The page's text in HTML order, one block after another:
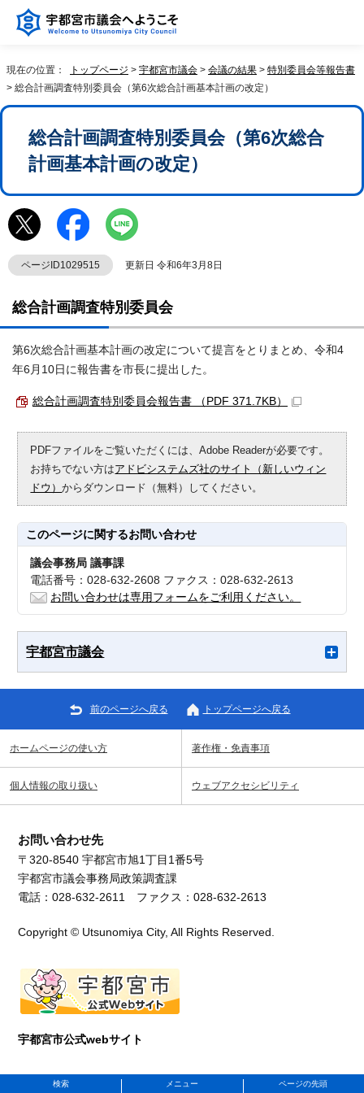
現在の位置： トップページ > 宇都宮市議会 > 会議の結果 > 特別委員会等報告書
> 総合計画調査特別委員会（第6次総合計画基本計画の改定）
総合計画調査特別委員会（第6次総合
計画基本計画の改定）
ページID1029515 更新日 令和6年3月8日
総合計画調査特別委員会
第6次総合計画基本計画の改定について提言をとりまとめ、令和4
年6月10日に報告書を市長に提出した。
総合計画調査特別委員会報告書 （PDF 371.7KB）
PDFファイルをご覧いただくには、Adobe Readerが必要です。
お持ちでない方はアドビシステムズ社のサイト（新しいウィン
ドウ）からダウンロード（無料）してください。
このページに関するお問い合わせ
議会事務局 議事課
電話番号：028-632-2608 ファクス：028-632-2613
お問い合わせは専用フォームをご利用ください。
宇都宮市議会
前のページへ戻る トップページへ戻る
検索 メニュー ページの先頭
ホームページの使い方 著作権・免責事項
個人情報の取り扱い ウェブアクセシビリティ
お問い合わせ先
〒320-8540 宇都宮市旭1丁目1番5号
宇都宮市議会事務局政策調査課
電話：028-632-2611 ファクス：028-632-2613
Copyright © Utsunomiya City, All Rights Reserved.
宇都宮市公式webサイト